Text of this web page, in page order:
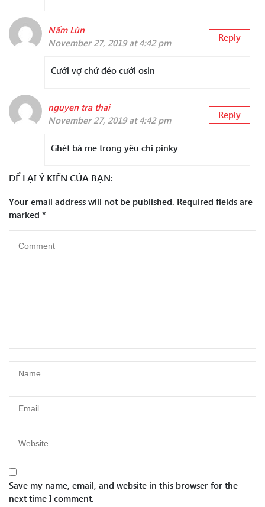
Nấm Lùn
November 27, 2019 at 4:42 pm
Reply
Cưới vợ chứ đéo cưới osin
nguyen tra thai
November 27, 2019 at 4:42 pm
Reply
Ghét bà me trong yêu chi pinky
ĐỂ LẠI Ý KIẾN CỦA BẠN:
Your email address will not be published. Required fields are
marked *
Save my name, email, and website in this browser for the
next time I comment.